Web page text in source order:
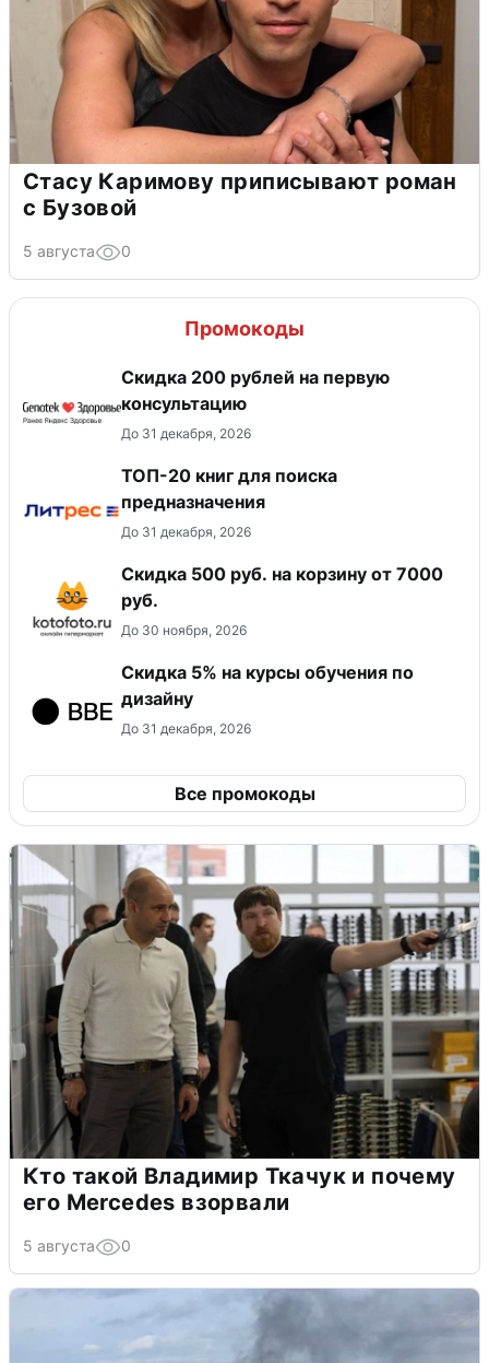
Стасу Каримову приписывают роман
с Бузовой
5 августа 0
Промокоды
Скидка 200 рублей на первую
консультацию
До 31 декабря, 2026
ТОП-20 книг для поиска
предназначения
До 31 декабря, 2026
Скидка 500 руб. на корзину от 7000
руб.
До 30 ноября, 2026
Скидка 5% на курсы обучения по
дизайну
До 31 декабря, 2026
Все промокоды
Кто такой Владимир Ткачук и почему
его Mercedes взорвали
5 августа 0